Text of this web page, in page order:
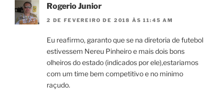
Rogerio Junior
2 DE FEVEREIRO DE 2018 ÀS 11:45 AM
Eu reafirmo, garanto que se na diretoria de futebol
estivessem Nereu Pinheiro e mais dois bons
olheiros do estado (indicados por ele),estariamos
com um time bem competitivo e no minimo
raçudo.